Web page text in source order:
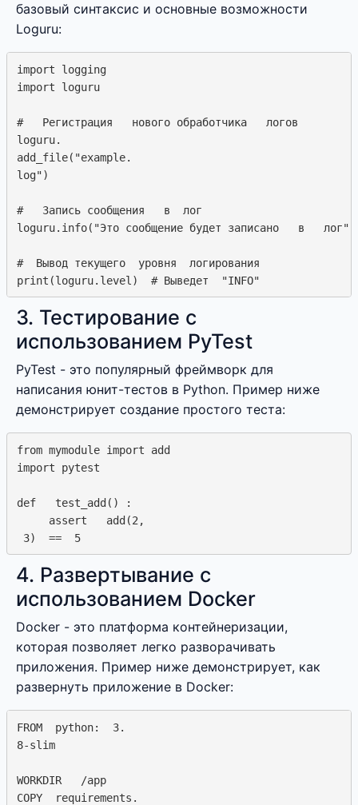
базовый синтаксис и основные возможности
Loguru:
import logging
import loguru
#   Регистрация   нового обработчика   логов
loguru.
add_file("example.
log")
#   Запись сообщения   в  лог
loguru.info("Это сообщение будет записано   в   лог")
#  Вывод текущего  уровня  логирования
3. Тестирование с
использованием PyTest
PyTest - это популярный фреймворк для
написания юнит-тестов в Python. Пример ниже
демонстрирует создание простого теста:
from mymodule import add
import pytest
def   test_add() :
     assert   add(2,
4. Развертывание с
использованием Docker
Docker - это платформа контейнеризации,
которая позволяет легко разворачивать
приложения. Пример ниже демонстрирует, как
развернуть приложение в Docker:
FROM  python:  3.
8-slim
WORKDIR   /app
COPY  requirements.